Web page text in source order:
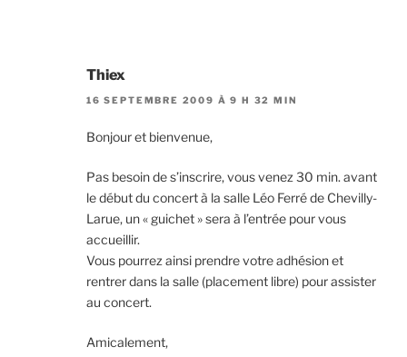
Thiex
16 SEPTEMBRE 2009 À 9 H 32 MIN
Bonjour et bienvenue,
Pas besoin de s’inscrire, vous venez 30 min. avant
le début du concert à la salle Léo Ferré de Chevilly-
Larue, un « guichet » sera à l’entrée pour vous
accueillir.
Vous pourrez ainsi prendre votre adhésion et
rentrer dans la salle (placement libre) pour assister
au concert.
Amicalement,